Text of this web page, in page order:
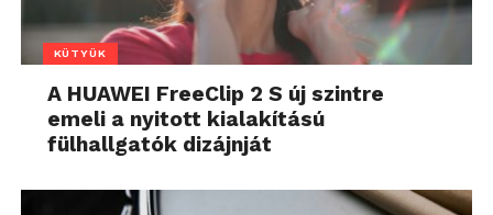
KÜTYÜK
A HUAWEI FreeClip 2 S új szintre
emeli a nyitott kialakítású
fülhallgatók dizájnját